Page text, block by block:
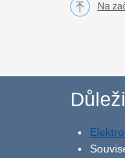
Na